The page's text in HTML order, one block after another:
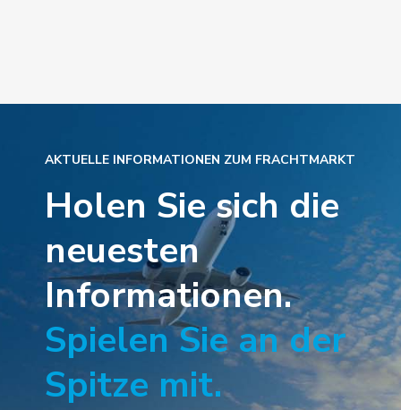
AKTUELLE INFORMATIONEN ZUM FRACHTMARKT
Holen Sie sich die
neuesten
Informationen.
Spielen Sie an der
Spitze mit.